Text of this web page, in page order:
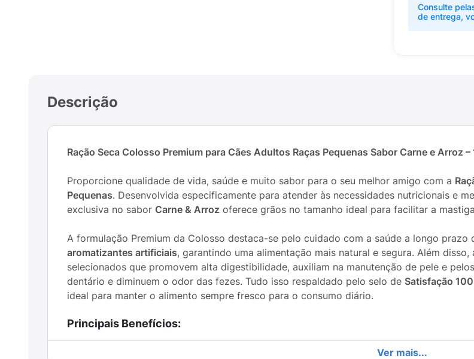
Consulte
de entrega,
Descrição
Ração Seca Colosso Premium para Cães Adultos Raças Pequenas Sabor Carne e Arroz –
Proporcione qualidade de vida, saúde e muito sabor para o seu melhor amigo com a
Pequenas. Desenvolvida especificamente para atender às necessidades nutricionais e
exclusiva no sabor Carne & Arroz oferece grãos no tamanho ideal para facilitar a
A formulação Premium da Colosso destaca-se pelo cuidado com a saúde a longo prazo
aromatizantes artificiais, garantindo uma alimentação mais natural e segura. Além
selecionados que promovem alta digestibilidade, auxiliam na manutenção de pele e
dentário e diminuem o odor das fezes. Tudo isso respaldado pelo selo de Satisfação
ideal para manter o alimento sempre fresco para o consumo diário.
Principais Benefícios:
Ingredientes selecionados (como o arroz) que facilitam a
Ver mais...